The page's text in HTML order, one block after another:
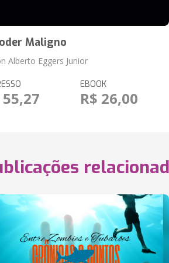
Maligno
Alberto Eggers Junior
55,27
EBOOK
R$ 26,00